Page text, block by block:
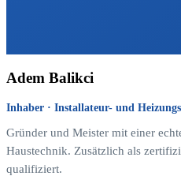
Adem Balikci
Inhaber · Installateur- und
Gründer und Meister mit einer
Haustechnik. Zusätzlich als
qualifiziert.